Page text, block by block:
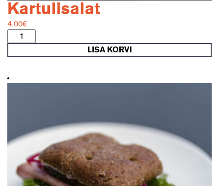
Kartulisalat
4.00€
Kartulisalat
kogus
LISA KORVI